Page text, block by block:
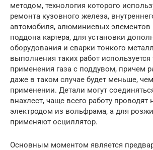
методом, технология которого
ремонта кузовного железа,
автомобиля, алюминиевых элементов
поддона картера, для установки
оборудования и сварки тонкого
выполнения таких работ используется
применения газа с поддувом, причем
даже в таком случае будет меньше,
применении. Детали могут
внахлест, чаще всего работу
электродом из вольфрама, а для
применяют осциллятор.
Основным моментом является